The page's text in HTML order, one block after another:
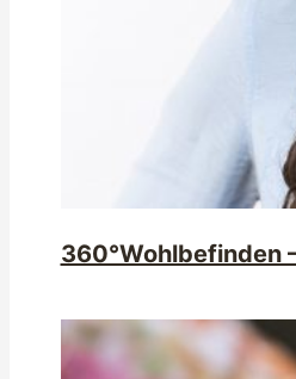
360°Wohlbefinden